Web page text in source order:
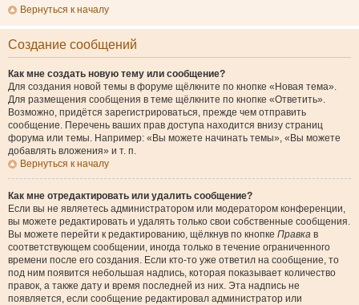
Вернуться к началу
Создание сообщений
Как мне создать новую тему или сообщение?
Для создания новой темы в форуме щёлкните по кнопке «Новая тема».
Для размещения сообщения в теме щёлкните по кнопке «Ответить».
Возможно, придётся зарегистрироваться, прежде чем отправить
сообщение. Перечень ваших прав доступа находится внизу страниц
форума или темы. Например: «Вы можете начинать темы», «Вы можете
добавлять вложения» и т. п.
Вернуться к началу
Как мне отредактировать или удалить сообщение?
Если вы не являетесь администратором или модератором конференции,
вы можете редактировать и удалять только свои собственные сообщения.
Вы можете перейти к редактированию, щёлкнув по кнопке Правка в
соответствующем сообщении, иногда только в течение ограниченного
времени после его создания. Если кто-то уже ответил на сообщение, то
под ним появится небольшая надпись, которая показывает количество
правок, а также дату и время последней из них. Эта надпись не
появляется, если сообщение редактировал администратор или